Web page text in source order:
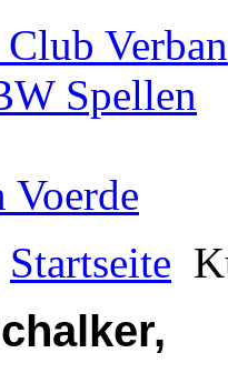
Spellen
Voerde
Startseite